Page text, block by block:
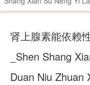
肾上腺素能依赖
_Shen Shang
Duan Niu Zhuan